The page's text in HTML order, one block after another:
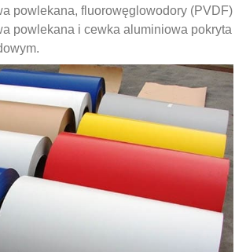
powlekana, fluorowęglowodory (PVDF)
powlekana i cewka aluminiowa pokryta